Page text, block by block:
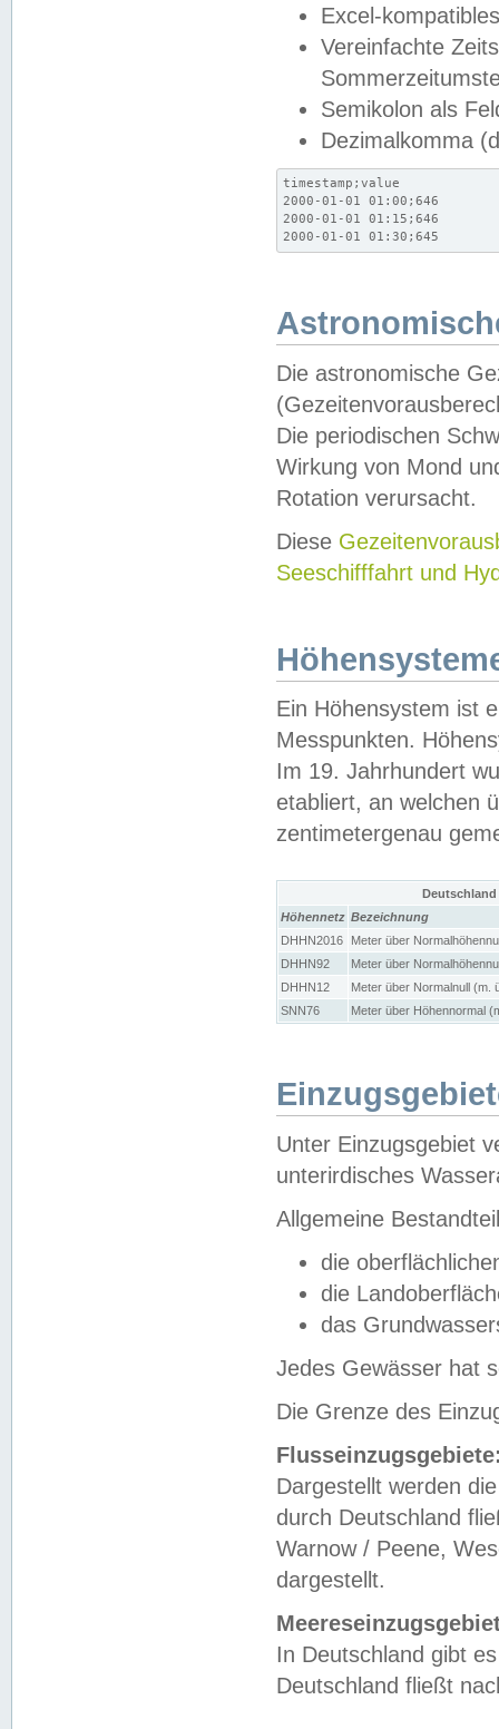
Excel-
Vereinfachte
Semikolon als
Dezimalkomma
timestamp;value
2000-01-01 01:00;646
2000-01-01 01:15;646
2000-01-01 01:30;645
Die astronomische
Die periodischen
Wirkung von Mond
Rotation verursacht.
Diese
Seeschifffahrt und
Ein Höhensystem ist
Messpunkten.
Im 19. Jahrhundert
etabliert, an welchen
zentimetergenau
Höhennetz Bezeichnung
DHHN2016
Meter über
DHHN92
Meter über
DHHN12
Meter über Normalnull (m.
SNN76
Meter über Höhennormal
Unter Einzugsgebiet
unterirdisches
Allgemeine
die
die
das
Jedes Gewässer hat
Die Grenze des
Dargestellt werden
durch Deutschland
Warnow / Peene,
dargestellt.
In Deutschland gibt
Deutschland fließt